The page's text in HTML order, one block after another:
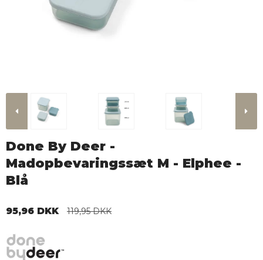
Done By Deer -
Madopbevaringssæt M - Elphee -
Blå
95,96 DKK 119,95 DKK